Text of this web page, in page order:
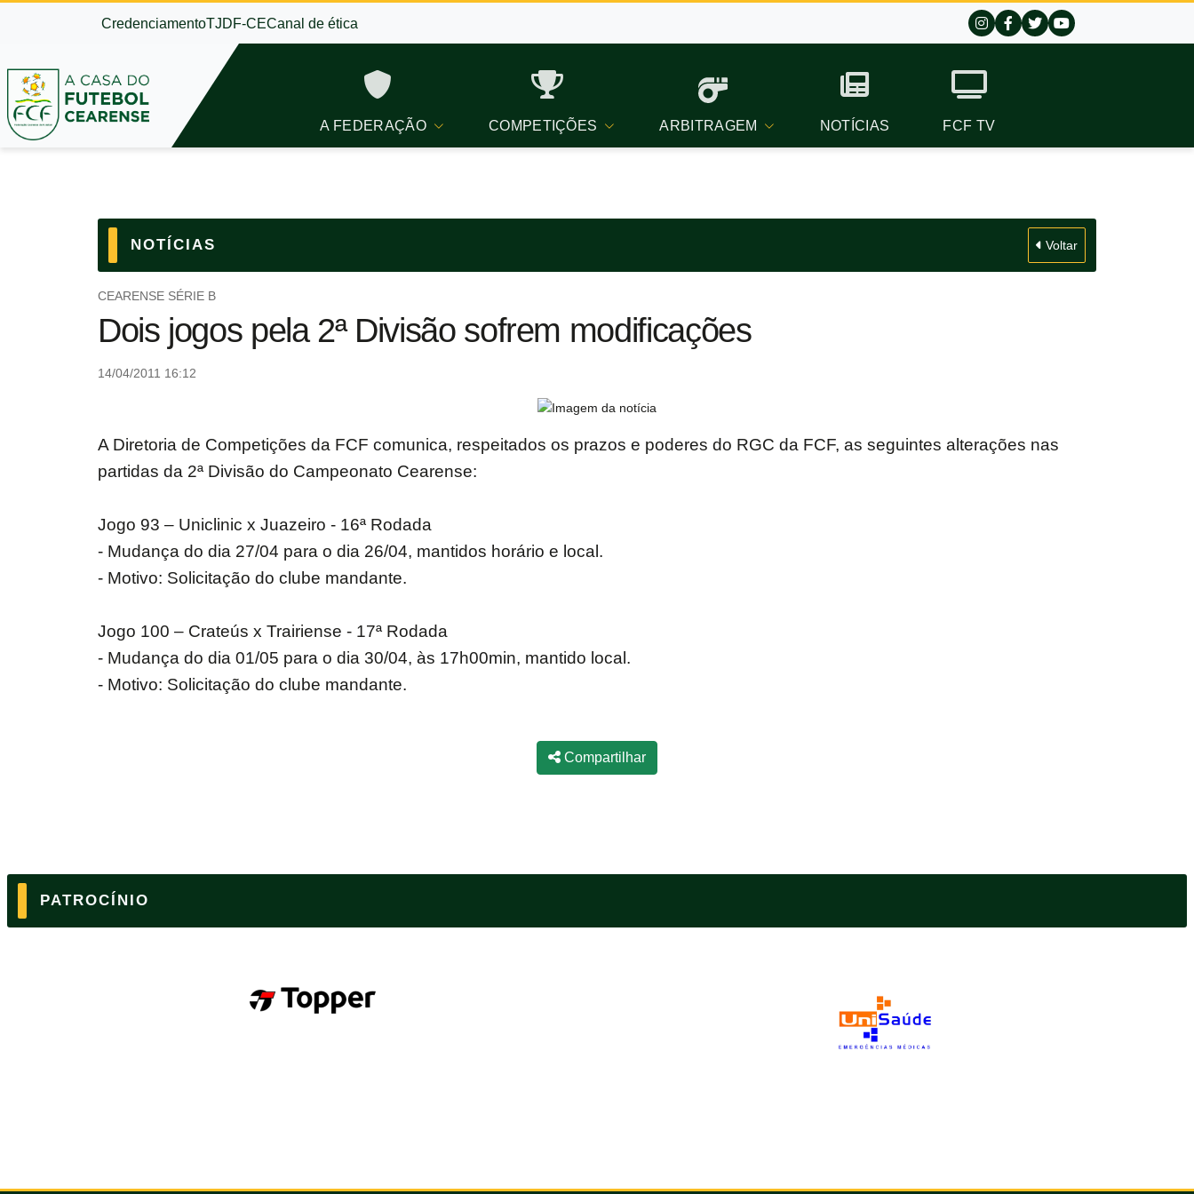
CredenciamentoTJDF-CECanal de ética
A FEDERAÇÃO COMPETIÇÕES ARBITRAGEM NOTÍCIAS FCF TV
NOTÍCIAS Voltar
CEARENSE SÉRIE B
Dois jogos pela 2ª Divisão sofrem modificações
14/04/2011 16:12
A Diretoria de Competições da FCF comunica, respeitados os prazos e poderes do RGC da FCF, as seguintes alterações nas
partidas da 2ª Divisão do Campeonato Cearense:
Jogo 93 – Uniclinic x Juazeiro - 16ª Rodada
- Mudança do dia 27/04 para o dia 26/04, mantidos horário e local.
- Motivo: Solicitação do clube mandante.
Jogo 100 – Crateús x Trairiense - 17ª Rodada
- Mudança do dia 01/05 para o dia 30/04, às 17h00min, mantido local.
- Motivo: Solicitação do clube mandante.
Compartilhar
PATROCÍNIO